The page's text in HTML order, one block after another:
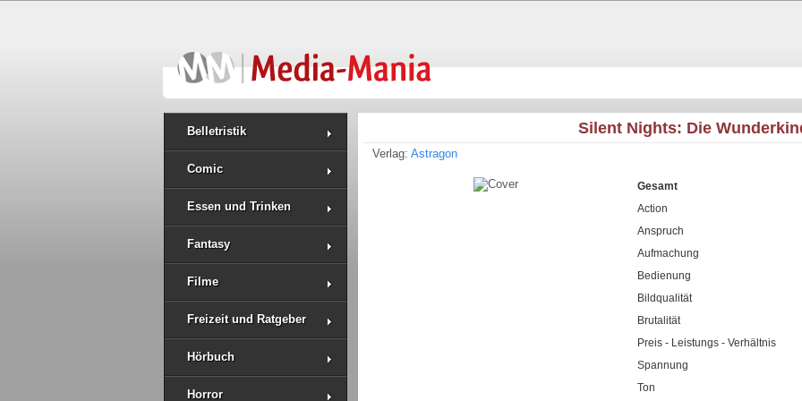
Belletristik
Comic
Essen und Trinken
Fantasy
Filme
Freizeit und Ratgeber
Hörbuch
Horror
Silent Nights: Die
Verlag: Astragon
Gesamt
Action
Anspruch
Aufmachung
Bedienung
Bildqualität
Brutalität
Preis - Leistungs - Verhältnis
Spannung
Ton